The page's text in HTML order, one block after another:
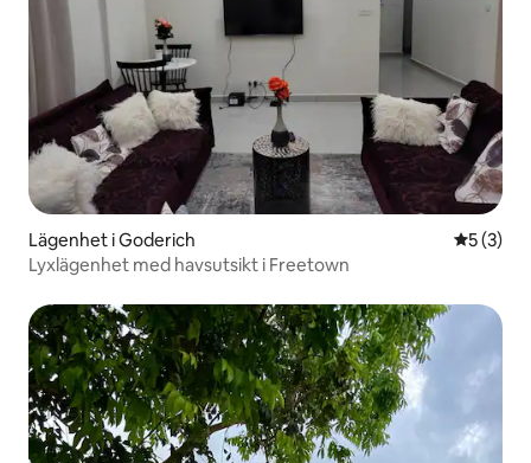
Lägenhet i Goderich 5 av 5 i
5 (3)
Lyxlägenhet med havsutsikt i Freetown